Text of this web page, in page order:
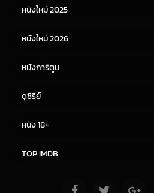
หนังจีน
หนังใหม่ 2025
หนังใหม่ 2026
หนังการ์ตูน
ดูซีรีย์
หนัง 18+
TOP IMDB